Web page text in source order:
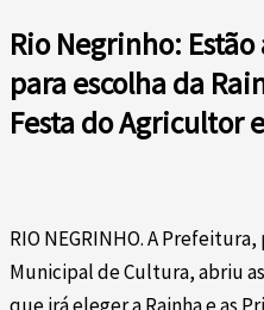
Rio Negrinho:
para escolha da
Festa do Agricultor
RIO NEGRINHO. A
Municipal de Cultura, abriu